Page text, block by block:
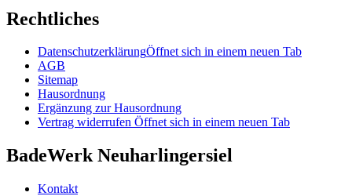
Rechtliches
DatenschutzerklärungÖffnet sich in einem neuen Tab
AGB
Sitemap
Hausordnung
Ergänzung zur Hausordnung
Vertrag widerrufen Öffnet sich in einem neuen Tab
BadeWerk Neuharlingersiel
Kontakt